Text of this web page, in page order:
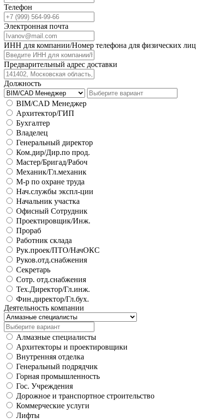
Телефон
Электронная почта
ИНН для компании/Номер телефона для физических лиц
Предварительный адрес доставки
Должность
BIM/CAD Менеджер
Архитектор/ГИП
Бухгалтер
Владелец
Генеральный директор
Ком.дир/Дир.по прод.
Мастер/Бригад/Рабоч
Механик/Гл.механик
М-р по охране труда
Нач.службы экспл-ции
Начальник участка
Офисный Сотрудник
Проектировщик/Инж.
Прораб
Работник склада
Рук.проек/ПТО/НачОКС
Руков.отд.снабжения
Секретарь
Сотр. отд.снабжения
Тех.Директор/Гл.инж.
Фин.директор/Гл.бух.
Деятельность компании
Алмазные специалисты
Архитекторы и проектировщики
Внутренняя отделка
Генеральный подрядчик
Горная промышленность
Гос. Учреждения
Дорожное и транспортное строительство
Коммерческие услуги
Лифты